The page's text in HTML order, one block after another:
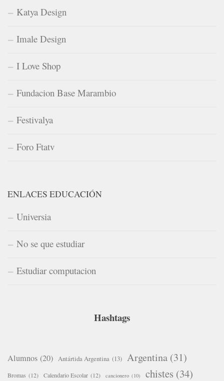
Katya Design
Imale Design
I Love Shop
Fundacion Base Marambio
Festivalya
Foro Ftatv
ENLACES EDUCACIÓN
Universia
No se que estudiar
Estudiar computacion
Hashtags
Alumnos (20) Antártida Argentina (13) Argentina (31)
Bromas (12) Calendario Escolar (12) cancionero (10) chistes (34)